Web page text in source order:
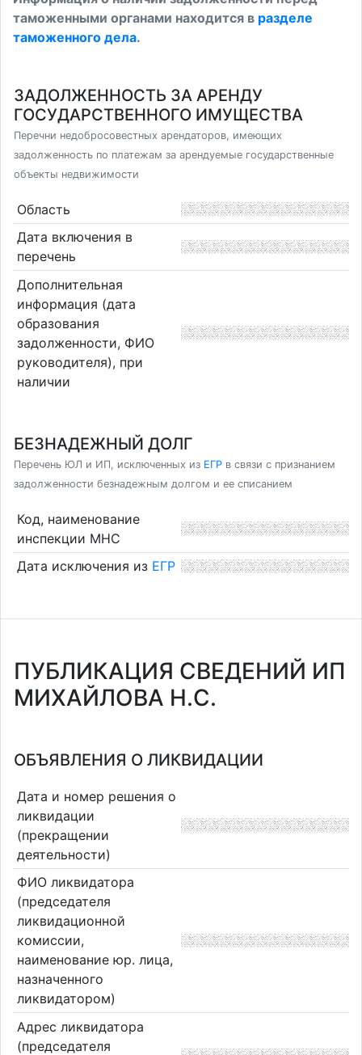
таможенными органами находится в разделе
таможенного дела.
ЗАДОЛЖЕННОСТЬ ЗА АРЕНДУ
ГОСУДАРСТВЕННОГО ИМУЩЕСТВА
Перечни недобросовестных арендаторов, имеющих
задолженность по платежам за арендуемые государственные
объекты недвижимости
Область
Дата включения в
перечень
Дополнительная
информация (дата
образования
задолженности, ФИО
руководителя), при
наличии
БЕЗНАДЕЖНЫЙ ДОЛГ
Перечень ЮЛ и ИП, исключенных из ЕГР в связи с признанием
задолженности безнадежным долгом и ее списанием
Код, наименование
инспекции МНС
Дата исключения из ЕГР
ПУБЛИКАЦИЯ СВЕДЕНИЙ ИП
МИХАЙЛОВА Н.С.
ОБЪЯВЛЕНИЯ О ЛИКВИДАЦИИ
Дата и номер решения о
ликвидации
(прекращении
деятельности)
ФИО ликвидатора
(председателя
ликвидационной
комиссии,
наименование юр. лица,
назначенного
ликвидатором)
Адрес ликвидатора
(председателя